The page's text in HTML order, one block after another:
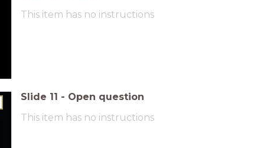
This item has no instructions
Slide 11 - Open question
This item has no instructions